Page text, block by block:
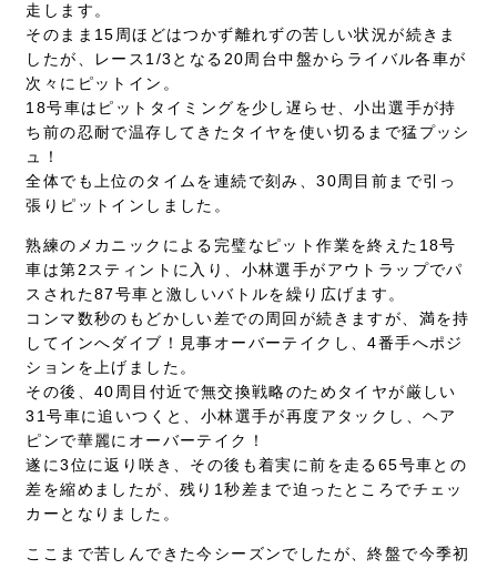
走します。
そのまま15周ほどはつかず離れずの苦しい状況が続きま
したが、レース1/3となる20周台中盤からライバル各車が
次々にピットイン。
18号車はピットタイミングを少し遅らせ、小出選手が持
ち前の忍耐で温存してきたタイヤを使い切るまで猛プッシ
ュ！
全体でも上位のタイムを連続で刻み、30周目前まで引っ
張りピットインしました。
熟練のメカニックによる完璧なピット作業を終えた18号
車は第2スティントに入り、小林選手がアウトラップでパ
スされた87号車と激しいバトルを繰り広げます。
コンマ数秒のもどかしい差での周回が続きますが、満を持
してインへダイブ！見事オーバーテイクし、4番手へポジ
ションを上げました。
その後、40周目付近で無交換戦略のためタイヤが厳しい
31号車に追いつくと、小林選手が再度アタックし、ヘア
ピンで華麗にオーバーテイク！
遂に3位に返り咲き、その後も着実に前を走る65号車との
差を縮めましたが、残り1秒差まで迫ったところでチェッ
カーとなりました。
ここまで苦しんできた今シーズンでしたが、終盤で今季初